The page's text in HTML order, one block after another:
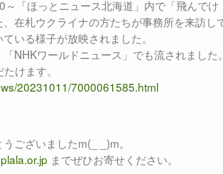
ほっとニュース北海道」内で「飛んでけ
在札ウクライナの方たちが事務所を来訪し
いる様子が放映されました。
NHKワールドニュース」でも流されました。
けます。
20231011/7000061585.html
ございましたm(_ _)m。
までぜひお寄せください。